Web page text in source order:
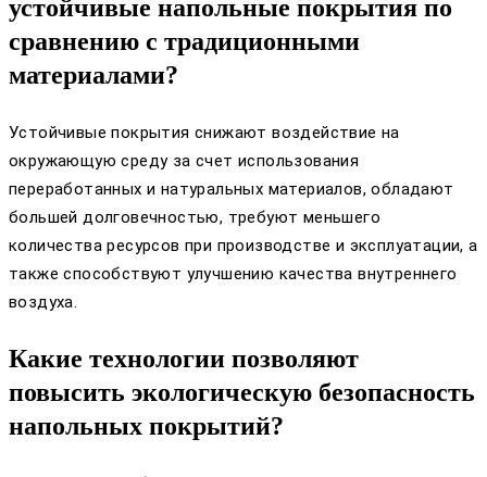
устойчивые напольные покрытия по
сравнению с традиционными
материалами?
Устойчивые покрытия снижают воздействие на
окружающую среду за счет использования
переработанных и натуральных материалов, обладают
большей долговечностью, требуют меньшего
количества ресурсов при производстве и эксплуатации, а
также способствуют улучшению качества внутреннего
воздуха.
Какие технологии позволяют
повысить экологическую безопасность
напольных покрытий?